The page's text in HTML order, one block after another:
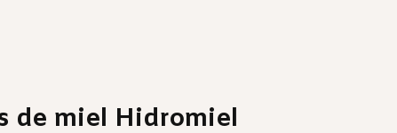
de miel Hidromiel